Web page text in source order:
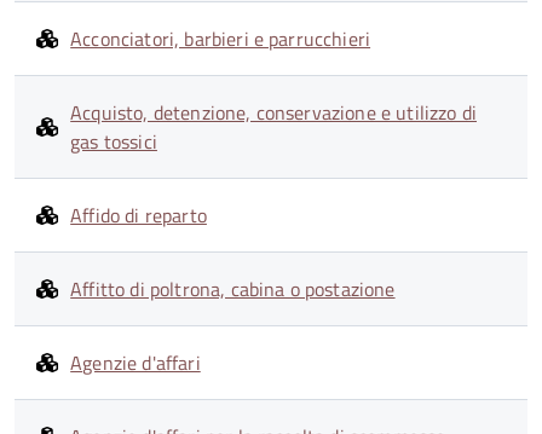
Acconciatori, barbieri e parrucchieri
Acquisto, detenzione, conservazione e utilizzo di
gas tossici
Affido di reparto
Affitto di poltrona, cabina o postazione
Agenzie d'affari